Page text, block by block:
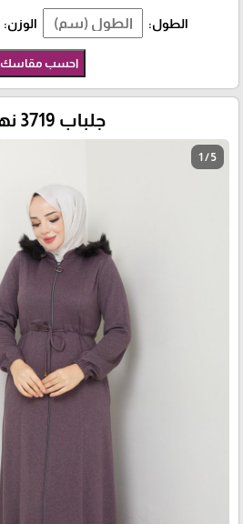
الطول: الوزن:
احسب مقاسك
جلباب 3719 نهدي
1 / 5